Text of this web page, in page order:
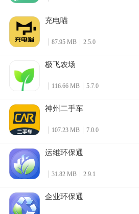
充电喵
87.95 MB 2.5.0
极飞农场
116.66 MB 5.7.0
神州二手车
107.23 MB 7.0.0
运维环保通
31.82 MB 2.9.1
企业环保通